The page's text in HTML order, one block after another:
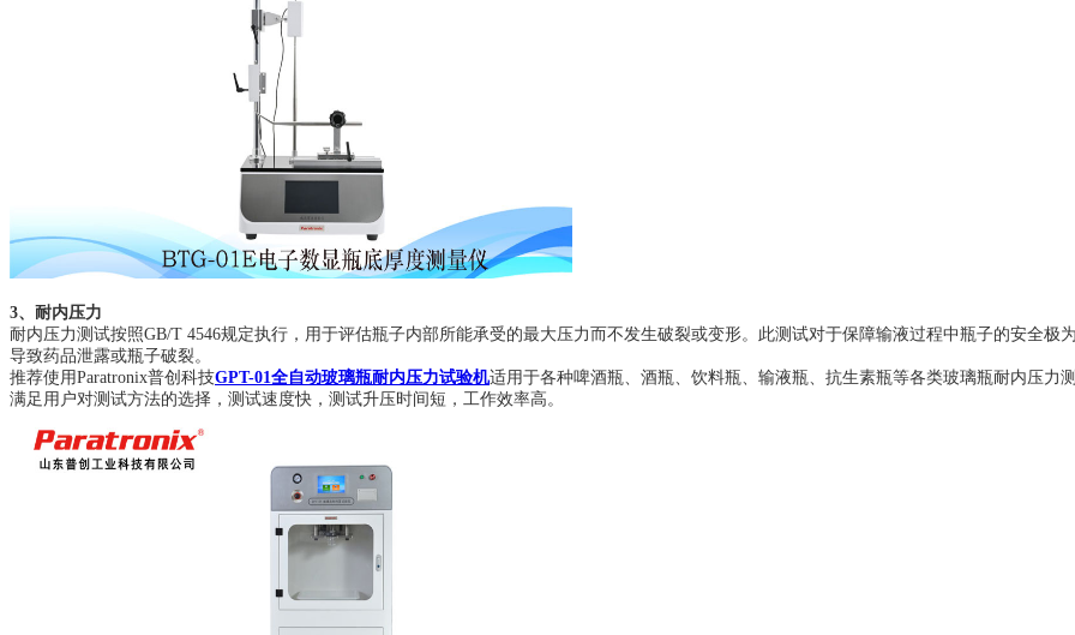
3、耐内压力
耐内压力测试按照GB/T 4546规定执行，用于评估瓶子内部所能承受的最大压力而不发生破裂或变形。此测试对于保障输液过程中瓶子的安全极
导致药品泄露或瓶子破裂。
推荐使用Paratronix普创科技GPT-01全自动玻璃瓶耐内压力试验机适用于各种啤酒瓶、酒瓶、饮料瓶、输液瓶、抗生素瓶等各类玻璃瓶耐内压力
满足用户对测试方法的选择，测试速度快，测试升压时间短，工作效率高。